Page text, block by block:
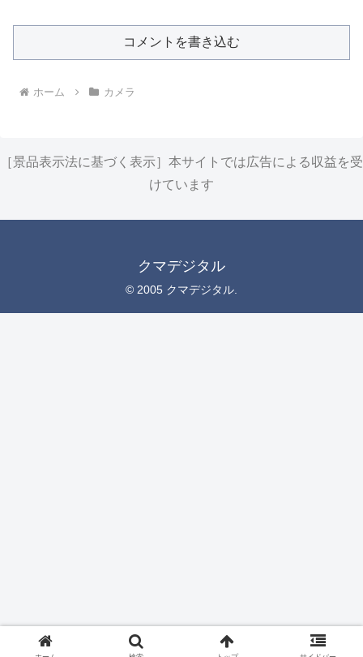
コメントを書き込む
ホーム カメラ
［景品表示法に基づく表示］本サイトでは広告による収益を受
けています
クマデジタル
© 2005 クマデジタル.